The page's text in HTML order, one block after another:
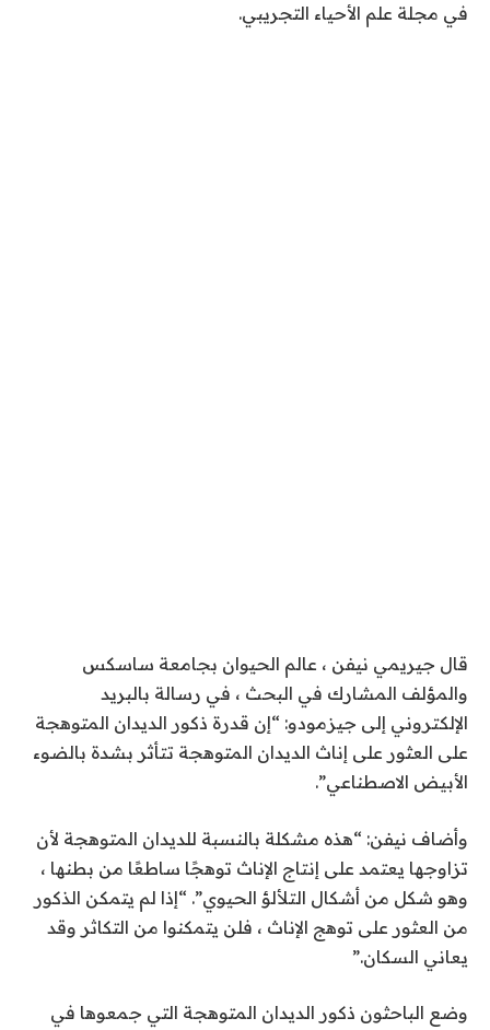
في مجلة علم الأحياء التجريبي.
قال جيريمي نيفن ، عالم الحيوان بجامعة ساسكس
والمؤلف المشارك في البحث ، في رسالة بالبريد
الإلكتروني إلى جيزمودو: “إن قدرة ذكور الديدان المتوهجة
على العثور على إناث الديدان المتوهجة تتأثر بشدة بالضوء
الأبيض الاصطناعي”.
وأضاف نيفن: “هذه مشكلة بالنسبة للديدان المتوهجة لأن
تزاوجها يعتمد على إنتاج الإناث توهجًا ساطعًا من بطنها ،
وهو شكل من أشكال التلألؤ الحيوي”. “إذا لم يتمكن الذكور
من العثور على توهج الإناث ، فلن يتمكنوا من التكاثر وقد
يعاني السكان.”
وضع الباحثون ذكور الديدان المتوهجة التي جمعوها في